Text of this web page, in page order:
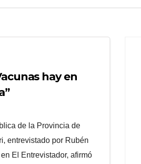
hay en
de la Provincia de
entrevistado por Rubén
El Entrevistador, afirmó